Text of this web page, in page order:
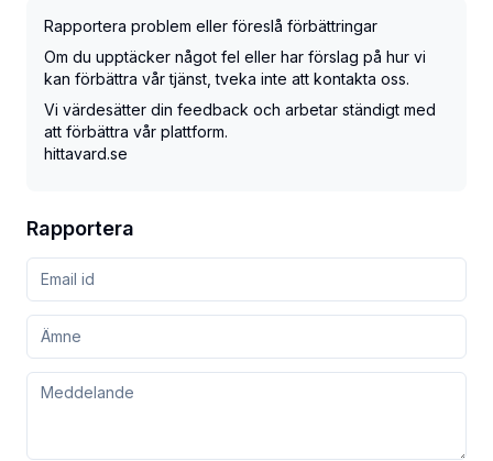
Rapportera problem eller föreslå förbättringar
Om du upptäcker något fel eller har förslag på hur vi
kan förbättra vår tjänst, tveka inte att kontakta oss.
Vi värdesätter din feedback och arbetar ständigt med
att förbättra vår plattform.
hittavard.se
Rapportera